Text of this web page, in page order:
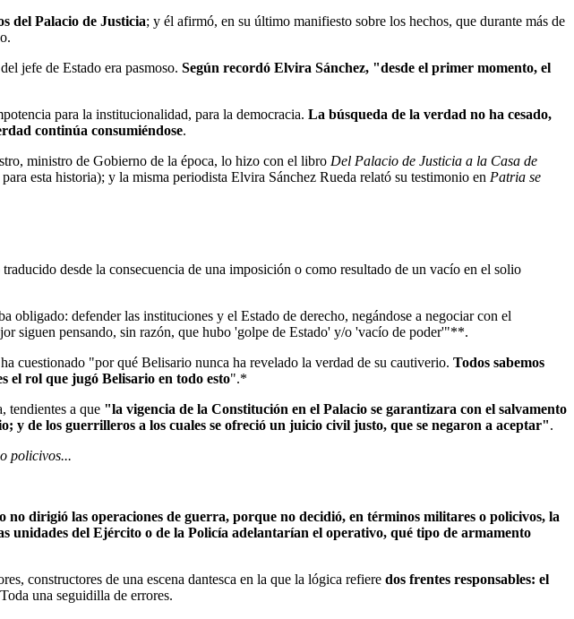
del Palacio de Justicia; y él afirmó, en su último manifiesto sobre los hechos, que durante más de
jefe de Estado era pasmoso. Según recordó Elvira Sánchez, "desde el primer momento, el
para la institucionalidad, para la democracia. La búsqueda de la verdad no ha cesado,
continúa consumiéndose.
ministro de Gobierno de la época, lo hizo con el libro Del Palacio de Justicia a la Casa de
esta historia); y la misma periodista Elvira Sánchez Rueda relató su testimonio en Patria se
desde la consecuencia de una imposición o como resultado de un vacío en el solio
defender las instituciones y el Estado de derecho, negándose a negociar con el
siguen pensando, sin razón, que hubo 'golpe de Estado' y/o 'vacío de poder'"**.
cuestionado "por qué Belisario nunca ha revelado la verdad de su cautiverio. Todos sabemos
el rol que jugó Belisario en todo esto".*
tendientes a que "la vigencia de la Constitución en el Palacio se garantizara con el salvamento
y de los guerrilleros a los cuales se ofreció un juicio civil justo, que se negaron a aceptar".
policivos...
no dirigió las operaciones de guerra, porque no decidió, en términos militares o policivos, la
unidades del Ejército o de la Policía adelantarían el operativo, qué tipo de armamento
constructores de una escena dantesca en la que la lógica refiere dos frentes responsables: el
una seguidilla de errores.